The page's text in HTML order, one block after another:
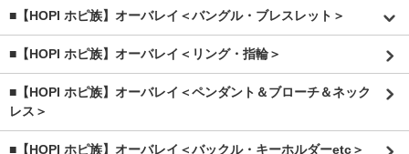
■【HOPI ホピ族】オーバレイ＜バングル・ブレスレット＞
■【HOPI ホピ族】オーバレイ＜リング・指輪＞
■【HOPI ホピ族】オーバレイ＜ペンダント＆ブローチ＆ネック
レス＞
■【HOPI ホピ族】オーバレイ＜バックル・キーホルダーetc＞